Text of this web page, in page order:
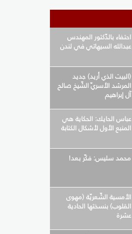
احتفاء بالدّكتور المهندس
عبدالله السيهاتي في لندن
(البيت الذي أريد) جديد
المرشد الأسريّ الشّيخ صالح
آل إبراهيم
عباس الحايك: الحكاية هي
المنبع الأول لأشكال الكتابة
محمد سليس: فكّر بعد!
الأمسية الشّعريّة (مهوى
القلوب) بنسختها الحادية
عشرة